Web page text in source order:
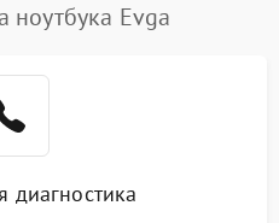
ноутбука Evga
диагностика